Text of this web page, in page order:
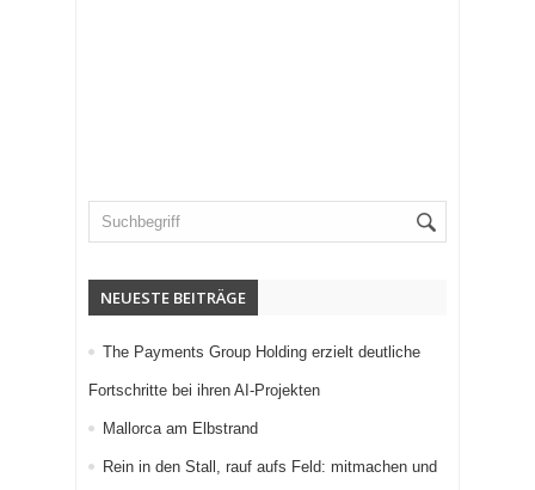
NEUESTE BEITRÄGE
The Payments Group Holding erzielt deutliche
Fortschritte bei ihren AI-Projekten
Mallorca am Elbstrand
Rein in den Stall, rauf aufs Feld: mitmachen und